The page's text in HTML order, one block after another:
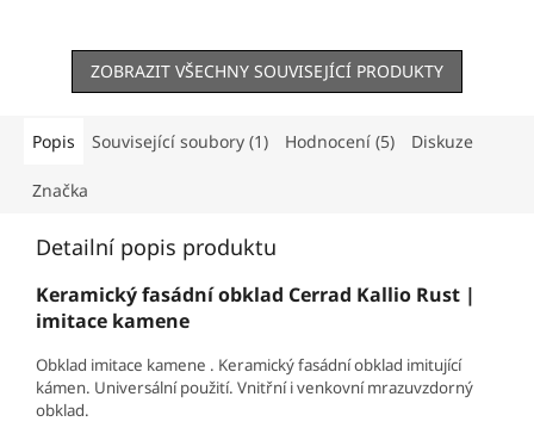
ZOBRAZIT VŠECHNY SOUVISEJÍCÍ PRODUKTY
Popis Související soubory (1) Hodnocení (5) Diskuze
Značka
Detailní popis produktu
Keramický fasádní obklad Cerrad Kallio Rust |
imitace kamene
Obklad imitace kamene . Keramický fasádní obklad imitující
kámen. Universální použití. Vnitřní i venkovní mrazuvzdorný
obklad.